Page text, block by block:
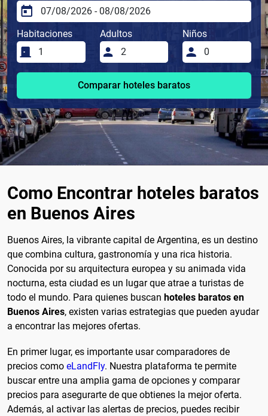
Habitaciones Adultos Niños
Comparar hoteles baratos
Como Encontrar hoteles baratos
en Buenos Aires
Buenos Aires, la vibrante capital de Argentina, es un destino
que combina cultura, gastronomía y una rica historia.
Conocida por su arquitectura europea y su animada vida
nocturna, esta ciudad es un lugar que atrae a turistas de
todo el mundo. Para quienes buscan hoteles baratos en
Buenos Aires, existen varias estrategias que pueden ayudar
a encontrar las mejores ofertas.
En primer lugar, es importante usar comparadores de
precios como eLandFly. Nuestra plataforma te permite
buscar entre una amplia gama de opciones y comparar
precios para asegurarte de que obtienes la mejor oferta.
Además, al activar las alertas de precios, puedes recibir